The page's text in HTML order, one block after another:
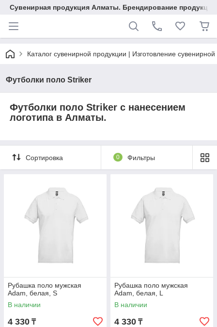
Сувенирная продукция Алматы. Брендирование
Каталог сувенирной продукции | Изготовление
Футболки поло Striker
Футболки поло Striker с нанесением
логотипа в Алматы.
Сортировка 0 Фильтры
Рубашка поло мужская
Adam, белая, S
В наличии
4 330 ₸
Рубашка поло мужская
Adam, белая, L
В наличии
4 330 ₸